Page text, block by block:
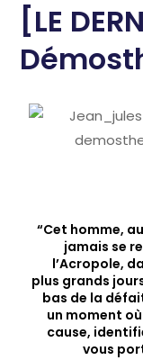
[LE
“Cet homme,
jamais se
l’Acropole,
plus grands
bas de la
un moment
cause,
vous